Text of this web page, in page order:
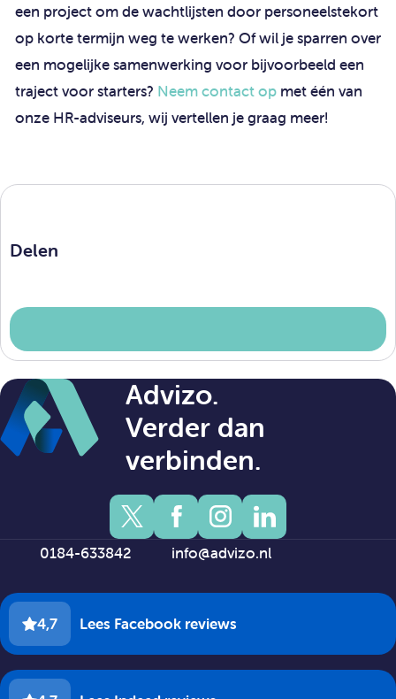
een project om de wachtlijsten door personeelstekort
op korte termijn weg te werken? Of wil je sparren over
een mogelijke samenwerking voor bijvoorbeeld een
traject voor starters? Neem contact op met één van
onze HR-adviseurs, wij vertellen je graag meer!
Delen
Advizo.
Verder dan
verbinden.
0184-633842 info@advizo.nl
4,7 Lees Facebook reviews